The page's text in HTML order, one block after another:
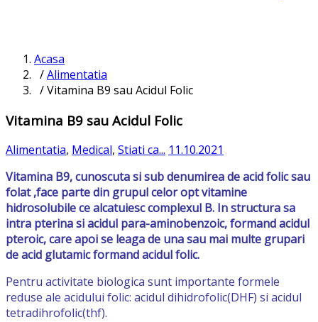
Acasa
/Alimentatia
/ Vitamina B9 sau Acidul Folic
Vitamina B9 sau Acidul Folic
Alimentatia, Medical, Stiati ca... 11.10.2021
Vitamina B9, cunoscuta si sub denumirea de acid folic sau
folat ,face parte din grupul celor opt vitamine
hidrosolubile ce alcatuiesc complexul B. In structura sa
intra pterina si acidul para-aminobenzoic, formand acidul
pteroic, care apoi se leaga de una sau mai multe grupari
de acid glutamic formand acidul folic.
Pentru activitate biologica sunt importante formele
reduse ale acidului folic: acidul dihidrofolic(DHF) si acidul
tetradihrofolic(thf).